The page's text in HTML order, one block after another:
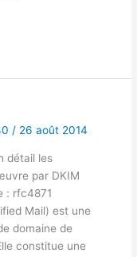
/ 26 août 2014
détail les
par DKIM
: rfc4871
Mail) est une
domaine de
constitue une